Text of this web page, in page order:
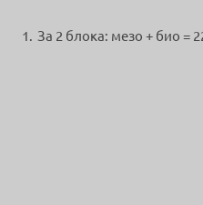
За 2 блока: мезо + био =